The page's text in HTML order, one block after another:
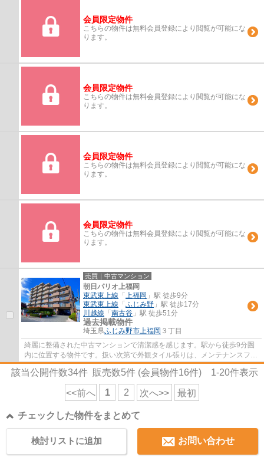
会員限定物件
こちらの物件は無料会員登録により閲覧が可能にな
ります。
会員限定物件
こちらの物件は無料会員登録により閲覧が可能にな
ります。
会員限定物件
こちらの物件は無料会員登録により閲覧が可能にな
ります。
会員限定物件
こちらの物件は無料会員登録により閲覧が可能にな
ります。
売買｜中古マンション
朝日パリオ上福岡
東武東上線 「 上福岡 」駅 徒歩9分
東武東上線 「 ふじみ野 」駅 徒歩17分
川越線 「 南古谷 」駅 徒歩51分
過去掲載物件
埼玉県ふじみ野市上福岡 ３丁目
綺麗に整備された中古マンションで清潔感を感じます。駅から徒歩9分圏
内に位置する物件です。扱い次第で外観タイル張りは、メンテナンスフリ
ーとなります。こちらはエレベーター付きの...
該当公開件数34件 販売数5件 (会員物件16件) 1-20件表示
<<前へ 1 2 次へ>> 最初
チェックした物件をまとめて
お問い合わせ
検討リストに追加